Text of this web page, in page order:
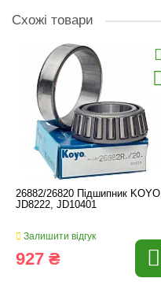
Схожі товари
26882/26820 Підшипник KOYO,
JD8222, JD10401
Залишити відгук
927 ₴